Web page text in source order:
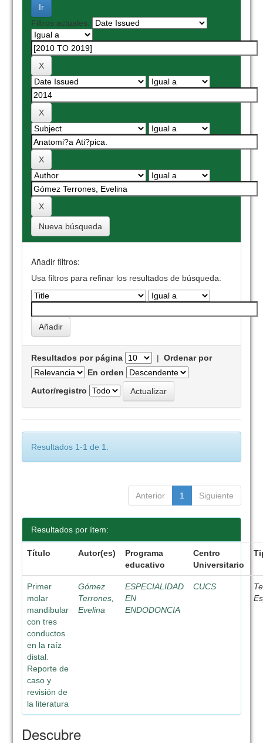
Filtros actuales:
Nueva búsqueda
Añadir filtros:
Usa filtros para refinar los resultados de búsqueda.
Resultados por página |Ordenar por
En orden
Autor/registro
Resultados 1-1 de 1.
Anterior 1 Siguiente
Resultados por ítem:
Título Autor(es)
Programa
educativo
Centro
Universitario
Primer
molar
mandibular
con tres
conductos
en la raíz
distal.
Reporte de
caso y
revisión de
la literatura
Gómez
Terrones,
Evelina
ESPECIALIDAD
EN
ENDODONCIA
CUCS
Descubre